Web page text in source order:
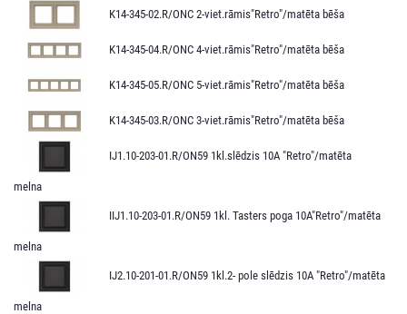
K14-345-02.R/ONC 2-viet.rāmis"Retro"/matēta bēša
K14-345-04.R/ONC 4-viet.rāmis"Retro"/matēta bēša
K14-345-05.R/ONC 5-viet.rāmis"Retro"/matēta bēša
K14-345-03.R/ONC 3-viet.rāmis"Retro"/matēta bēša
IJ1.10-203-01.R/ON59 1kl.slēdzis 10A "Retro"/matēta
melna
IIJ1.10-203-01.R/ON59 1kl. Tasters poga 10A"Retro"/matēta
melna
IJ2.10-201-01.R/ON59 1kl.2- pole slēdzis 10A "Retro"/matēta
melna